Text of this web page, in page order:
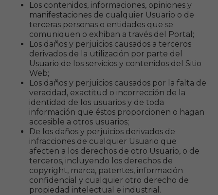
Los contenidos, informaciones, opiniones y
manifestaciones de cualquier Usuario o de
terceras personas o entidades que se
comuniquen o exhiban a través del Portal;
Los daños y perjuicios causados a terceros
derivados de la utilización por parte del
Usuario de los servicios y contenidos del Sitio
Web;
Los daños y perjuicios causados por la falta de
veracidad, exactitud o incorrección de la
identidad de los usuarios y de toda
información que éstos proporcionen o hagan
accesible a otros usuarios;
De los daños y perjuicios derivados de
infracciones de cualquier Usuario que
afecten a los derechos de otro Usuario, o de
terceros, incluyendo los derechos de
copyright, marca, patentes, información
confidencial y cualquier otro derecho de
propiedad intelectual e industrial.